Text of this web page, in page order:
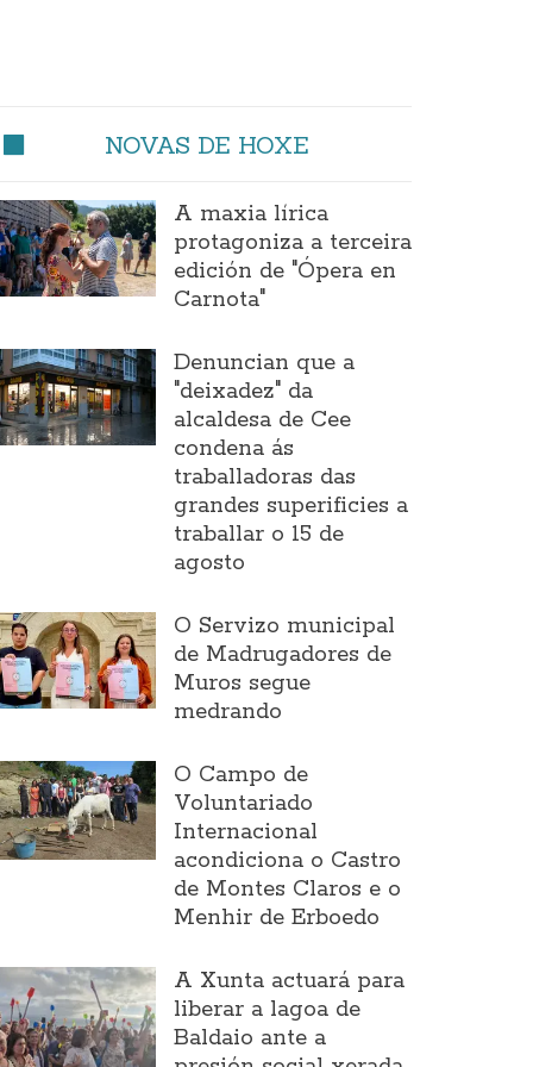
NOVAS DE HOXE
A maxia lírica
protagoniza a terceira
edición de "Ópera en
Carnota"
Denuncian que a
"deixadez" da
alcaldesa de Cee
condena ás
traballadoras das
grandes superificies a
traballar o 15 de
agosto
O Servizo municipal
de Madrugadores de
Muros segue
medrando
O Campo de
Voluntariado
Internacional
acondiciona o Castro
de Montes Claros e o
Menhir de Erboedo
A Xunta actuará para
liberar a lagoa de
Baldaio ante a